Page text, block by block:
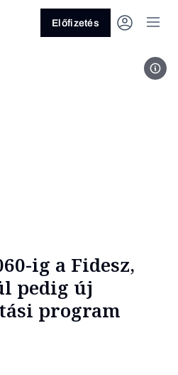
Előfizetés
ig a Fidesz,
pedig új
program